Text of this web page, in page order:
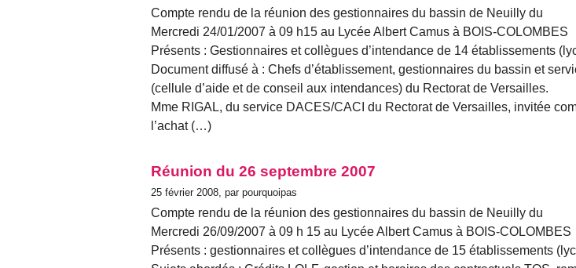
Compte rendu de la réunion des gestionnaires du bassin de Neuilly du
Mercredi 24/01/2007 à 09 h15 au Lycée Albert Camus à BOIS-COLOMBES
Présents : Gestionnaires et collègues d’intendance de 14 établissements
Document diffusé à : Chefs d’établissement, gestionnaires du bassin et
(cellule d’aide et de conseil aux intendances) du Rectorat de Versailles.
Mme RIGAL, du service DACES/CACI du Rectorat de Versailles, invitée
l’achat (…)
Réunion du 26 septembre 2007
25 février 2008, par pourquoipas
Compte rendu de la réunion des gestionnaires du bassin de Neuilly du
Mercredi 26/09/2007 à 09 h 15 au Lycée Albert Camus à BOIS-COLOMBES
Présents : gestionnaires et collègues d’intendance de 15 établissements